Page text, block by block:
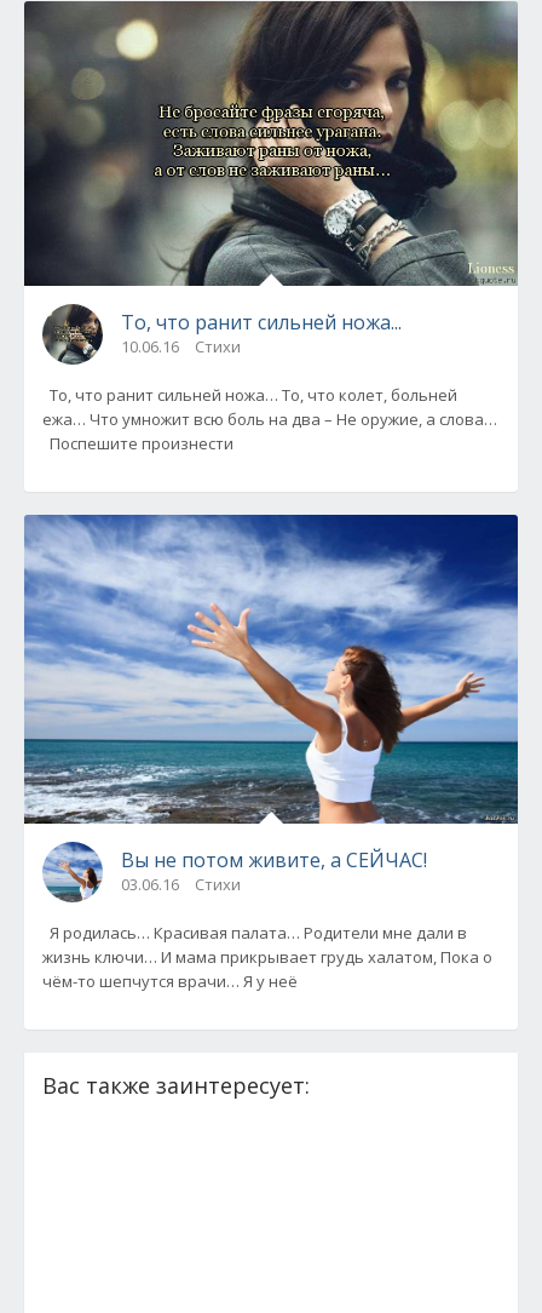
То, что ранит сильней ножа...
10.06.16 Стихи
То, что ранит сильней ножа… То, что колет, больней
ежа… Что умножит всю боль на два – Не оружие, а слова…
Поспешите произнести
Вы не потом живите, а СЕЙЧАС!
03.06.16 Стихи
жизнь ключи… И мама прикрывает грудь халатом, Пока о
чём-то шепчутся врачи… Я у неё
Вас также заинтересует: